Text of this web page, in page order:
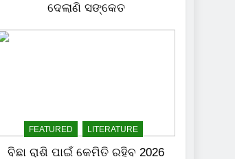
ଦେଲାଣି ସଙ୍କେତ
FEATURED LITERATURE
ବିଛା ରାଶି ପାଇଁ କେମିତି ରହିବ 2026